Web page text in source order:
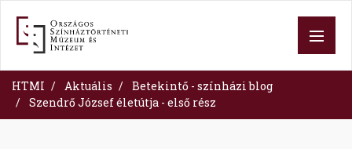
content
HTMI Aktuális
Betekintő - színházi blog
Szendrő József életútja - első rész